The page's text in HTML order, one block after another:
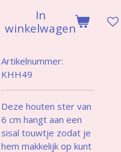
In
winkelwagen
Artikelnummer:
KHH49
Deze houten ster van
6 cm hangt aan een
sisal touwtje zodat je
hem makkelijk op kunt